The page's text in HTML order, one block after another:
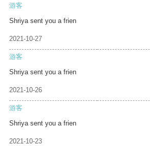
游客
Shriya sent you a frien
2021-10-27
游客
Shriya sent you a frien
2021-10-26
游客
Shriya sent you a frien
2021-10-23